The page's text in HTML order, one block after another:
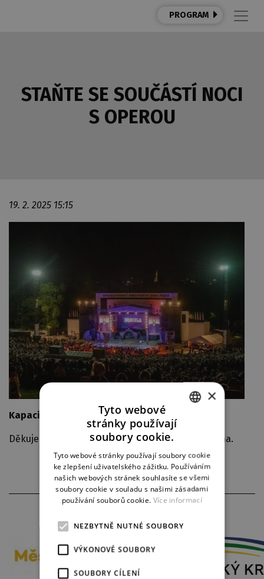
PROGRAM
STAŇTE SE SOUČÁSTÍ NOCI
S OPEROU
19. 2. 2025 15:15
Kapacita byla naplněna.
Děkujeme všem zájemcům, kapacita byla naplněna.
GERMAN
×
Tyto webové
stránky používají
soubory cookie.
Tyto webové stránky používají soubory cookie
ke zlepšení uživatelského zážitku. Používáním
našich webových stránek souhlasíte se všemi
soubory cookie v souladu s našimi zásadami
používání souborů cookie. Více informací
NEZBYTNĚ NUTNÉ SOUBORY
VÝKONOVÉ SOUBORY
SOUBORY CÍLENÍ